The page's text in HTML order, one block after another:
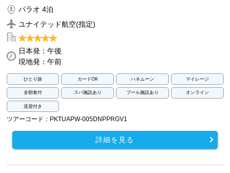
パラオ 4泊
ユナイテッド航空(指定)
日本発：午後
現地発：午前
ひとり旅 カードOK ハネムーン マイレージ
全朝食付 スパ施設あり プール施設あり オンライン
送迎付き
ツアーコード：PKTUAPW-005DNPPRGV1
詳細を見る